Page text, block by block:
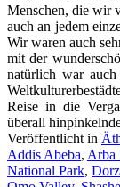
Menschen, die wir
auch an jedem
Wir waren auch
mit der
natürlich war
Reise in die
überall
Veröffentlicht in
Addis Abeba, Arba
National Park,